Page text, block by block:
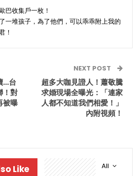
巴收集戶一枚！
一堆孩子，為了他們，可以乖乖附上我的
！
…台
！對
被曝
NEXT POST
超多大咖見證人！蕭敬騰
求婚現場全曝光：「連家
人都不知道我們相愛！」
內附視頻！
All
Like